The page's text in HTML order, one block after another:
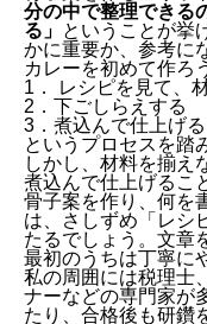
分の中で整理できる
る」 ということが挙
かに重要か、参考に
カレーを初めて作ろ
1． レシピを見て、
2．下ごしらえする
3．煮込んで仕上げる
というプロセスを踏
しかし、材料を揃え
煮込んで仕上げるこ
骨子案を作り、何を
は、さしずめ「レシ
たるでしょう。文章
最初のうちは丁寧に
私の周囲には税理士
ナーなどの専門家が
たり、合格後も研鑽